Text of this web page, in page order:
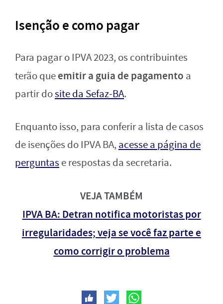
Isenção e como pagar
Para pagar o IPVA 2023, os contribuintes
terão queemitir a guia de pagamento a
partir dosite da Sefaz-BA.
Enquanto isso, para conferir a lista de casos
de isenções do IPVA BA, acesse a página de
perguntas e respostas da secretaria.
VEJA TAMBÉM
IPVA BA: Detran notifica motoristas por
irregularidades; veja se você faz parte e
como corrigir o problema